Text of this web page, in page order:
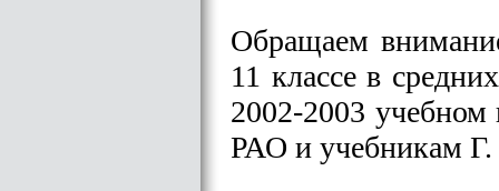
Обращаем
11 классе в
2002-2003
РАО и учебникам